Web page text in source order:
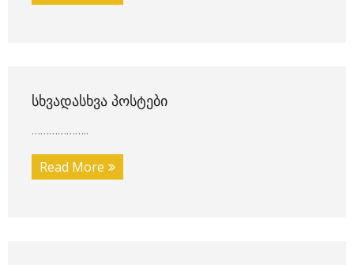
ᲡᲮᲕᲐᲓᲐᲡᲮᲕᲐ ᲞᲝᲡᲢᲔᲑᲘ
………………..
Read More